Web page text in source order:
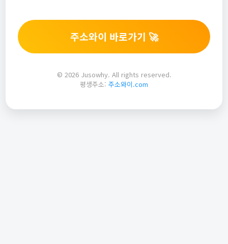
주소와이 바로가기 🚀
© 2026 Jusowhy. All rights reserved.
평생주소: 주소와이.com